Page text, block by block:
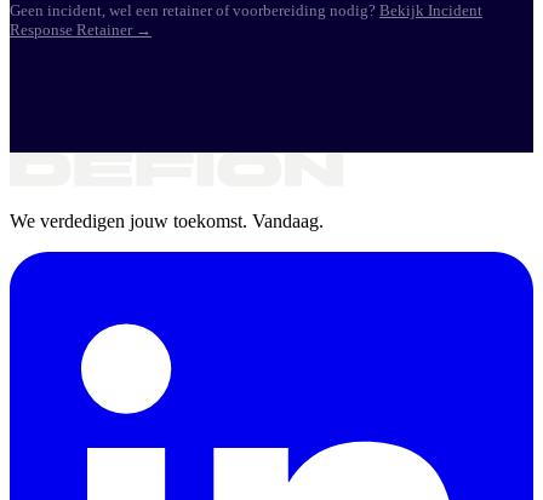
Geen incident, wel een retainer of voorbereiding nodig? Bekijk Incident
Response Retainer →
We verdedigen jouw toekomst. Vandaag.